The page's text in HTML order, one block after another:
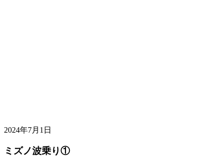
2024年7月1日
ミズノ波乗り①